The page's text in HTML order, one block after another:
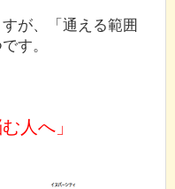
が、「通える範囲
す。
人へ」